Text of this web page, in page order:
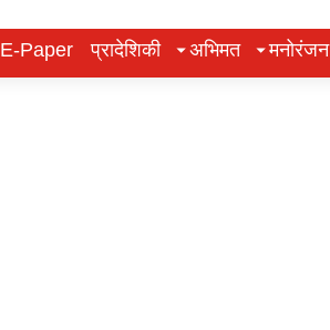
E-Paper प्रादेशिकी अभिमत मनोरंजन